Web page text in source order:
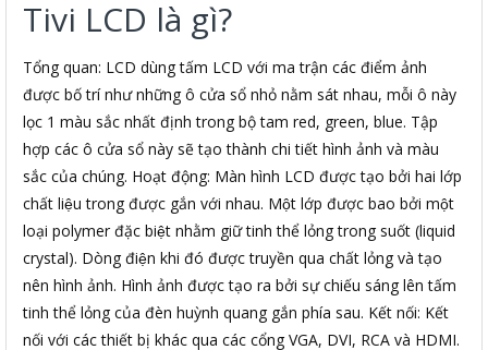
Tivi LCD là gì?
Tổng quan: LCD dùng tấm LCD với ma trận các điểm ảnh
được bố trí như những ô cửa sổ nhỏ nằm sát nhau, mỗi ô này
lọc 1 màu sắc nhất định trong bộ tam red, green, blue. Tập
hợp các ô cửa sổ này sẽ tạo thành chi tiết hình ảnh và màu
sắc của chúng. Hoạt động: Màn hình LCD được tạo bởi hai lớp
chất liệu trong được gắn với nhau. Một lớp được bao bởi một
loại polymer đặc biệt nhằm giữ tinh thể lỏng trong suốt (liquid
crystal). Dòng điện khi đó được truyền qua chất lỏng và tạo
nên hình ảnh. Hình ảnh được tạo ra bởi sự chiếu sáng lên tấm
tinh thể lỏng của đèn huỳnh quang gắn phía sau. Kết nối: Kết
nối với các thiết bị khác qua các cổng VGA, DVI, RCA và HDMI.